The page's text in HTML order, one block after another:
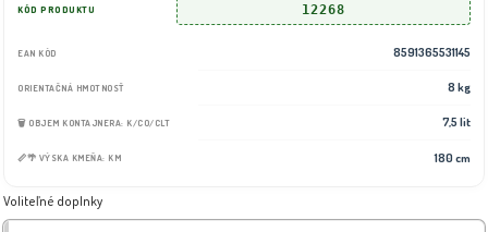
KÓD PRODUKTU 12268
EAN KÓD 8591365531145
ORIENTAČNÁ HMOTNOSŤ 8 kg
🗑️ OBJEM KONTAJNERA: K/CO/CLT 7,5 lit
📏🌴 VÝSKA KMEŇA: KM 180 cm
Voliteľné doplnky